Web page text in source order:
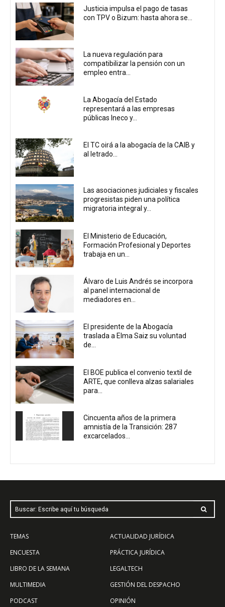
Justicia impulsa el pago de tasas
con TPV o Bizum: hasta ahora se...
La nueva regulación para
compatibilizar la pensión con un
empleo entra...
La Abogacía del Estado
representará a las empresas
públicas Ineco y...
El TC oirá a la abogacía de la CAIB y
al letrado...
Las asociaciones judiciales y fiscales
progresistas piden una política
migratoria integral y...
El Ministerio de Educación,
Formación Profesional y Deportes
trabaja en un...
Álvaro de Luis Andrés se incorpora
al panel internacional de
mediadores en...
El presidente de la Abogacía
traslada a Elma Saiz su voluntad
de...
El BOE publica el convenio textil de
ARTE, que conlleva alzas salariales
para...
Cincuenta años de la primera
amnistía de la Transición: 287
excarcelados...
Buscar: Escribe aquí tu búsqueda
TEMAS
ENCUESTA
LIBRO DE LA SEMANA
MULTIMEDIA
PODCAST
ACTUALIDAD JURÍDICA
PRÁCTICA JURÍDICA
LEGALTECH
GESTIÓN DEL DESPACHO
OPINIÓN